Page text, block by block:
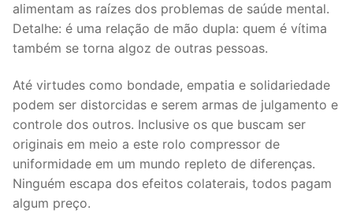
alimentam as raízes dos problemas de saúde mental.
Detalhe: é uma relação de mão dupla: quem é vítima
também se torna algoz de outras pessoas.
Até virtudes como bondade, empatia e solidariedade
podem ser distorcidas e serem armas de julgamento e
controle dos outros. Inclusive os que buscam ser
originais em meio a este rolo compressor de
uniformidade em um mundo repleto de diferenças.
Ninguém escapa dos efeitos colaterais, todos pagam
algum preço.